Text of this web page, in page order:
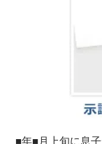
■年■月上旬に息